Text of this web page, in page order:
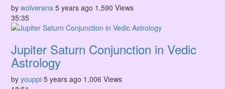
by wolverana 5 years ago 1,590 Views
35:35
Jupiter Saturn Conjunction in Vedic
Astrology
by youppi 5 years ago 1,006 Views